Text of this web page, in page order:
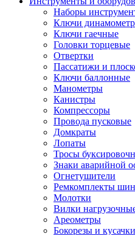
Наборы
Ключи
Ключи гаечные
Головки торцевые
Отвертки
Пассатижи и
Ключи баллонные
Манометры
Канистры
Компрессоры
Провода пусковые
Домкраты
Лопаты
Тросы
Знаки аварийной
Огнетушители
Ремкомплекты шин
Молотки
Вилки
Ареометры
Бокорезы и кусачки